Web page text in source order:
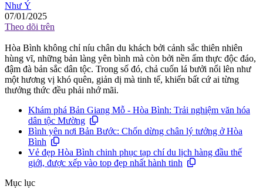
Như Ý
07/01/2025
Theo dõi trên
Hòa Bình không chỉ níu chân du khách bởi cảnh sắc thiên nhiên
hùng vĩ, những bản làng yên bình mà còn bởi nền ẩm thực độc đáo,
đậm đà bản sắc dân tộc. Trong số đó, chả cuốn lá bưởi nổi lên như
một hương vị khó quên, giản dị mà tinh tế, khiến bất cứ ai từng
thưởng thức đều phải nhớ mãi.
Khám phá Bản Giang Mỗ - Hòa Bình: Trải nghiệm văn hóa
dân tộc Mường
Bình yên nơi Bản Bước: Chốn dừng chân lý tưởng ở Hòa
Bình
Vẻ đẹp Hòa Bình chinh phục tạp chí du lịch hàng đầu thế
giới, được xếp vào top đẹp nhất hành tinh
Mục lục